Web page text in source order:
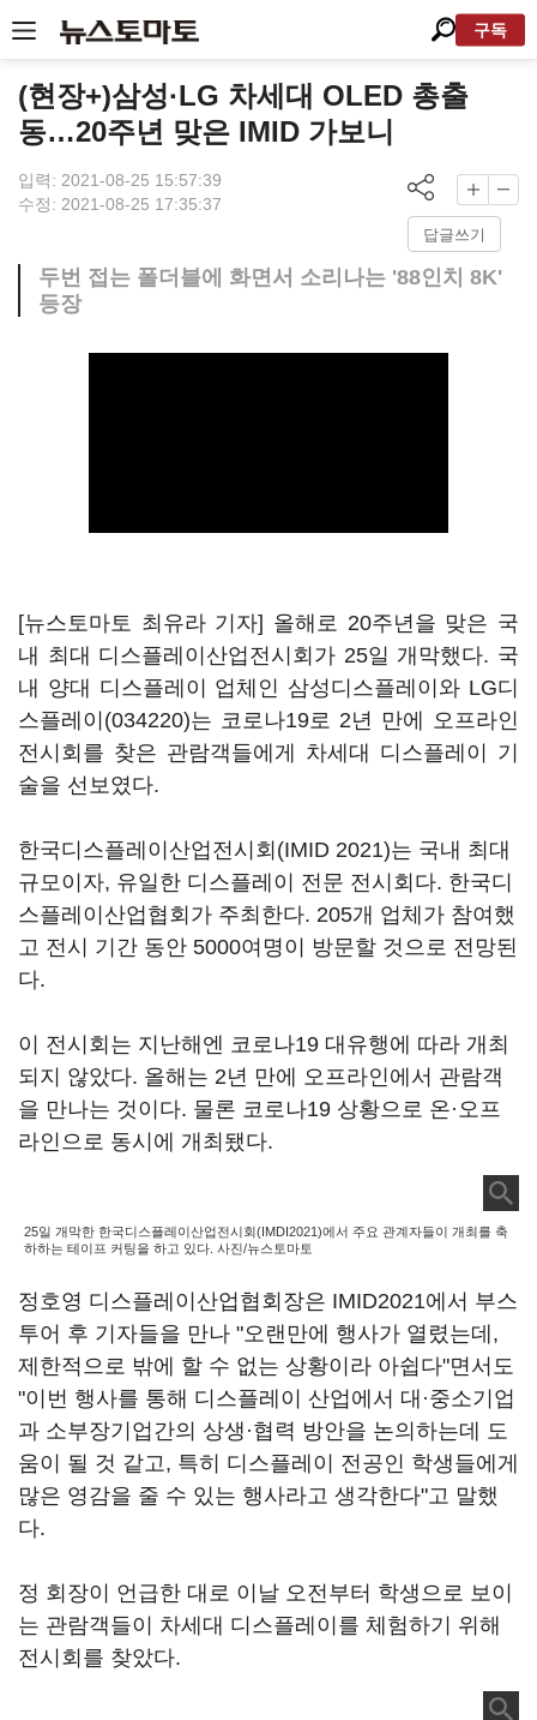
구독
(현장+)삼성·LG 차세대 OLED 총출
동…20주년 맞은 IMID 가보니
입력: 2021-08-25 15:57:39
수정: 2021-08-25 17:35:37
답글쓰기
두번 접는 폴더블에 화면서 소리나는 '88인치 8K'
등장
[뉴스토마토 최유라 기자] 올해로 20주년을 맞은 국
내 최대 디스플레이산업전시회가 25일 개막했다. 국
내 양대 디스플레이 업체인 삼성디스플레이와 LG디
스플레이(034220)는 코로나19로 2년 만에 오프라인
전시회를 찾은 관람객들에게 차세대 디스플레이 기
술을 선보였다.
한국디스플레이산업전시회(IMID 2021)는 국내 최대
규모이자, 유일한 디스플레이 전문 전시회다. 한국디
스플레이산업협회가 주최한다. 205개 업체가 참여했
고 전시 기간 동안 5000여명이 방문할 것으로 전망된
다.
이 전시회는 지난해엔 코로나19 대유행에 따라 개최
되지 않았다. 올해는 2년 만에 오프라인에서 관람객
을 만나는 것이다. 물론 코로나19 상황으로 온·오프
라인으로 동시에 개최됐다.
25일 개막한 한국디스플레이산업전시회(IMDI2021)에서 주요 관계자들이 개최를 축
하하는 테이프 커팅을 하고 있다. 사진/뉴스토마토
정호영 디스플레이산업협회장은 IMID2021에서 부스
투어 후 기자들을 만나 "오랜만에 행사가 열렸는데,
제한적으로 밖에 할 수 없는 상황이라 아쉽다"면서도
"이번 행사를 통해 디스플레이 산업에서 대·중소기업
과 소부장기업간의 상생·협력 방안을 논의하는데 도
움이 될 것 같고, 특히 디스플레이 전공인 학생들에게
많은 영감을 줄 수 있는 행사라고 생각한다"고 말했
다.
정 회장이 언급한 대로 이날 오전부터 학생으로 보이
는 관람객들이 차세대 디스플레이를 체험하기 위해
전시회를 찾았다.